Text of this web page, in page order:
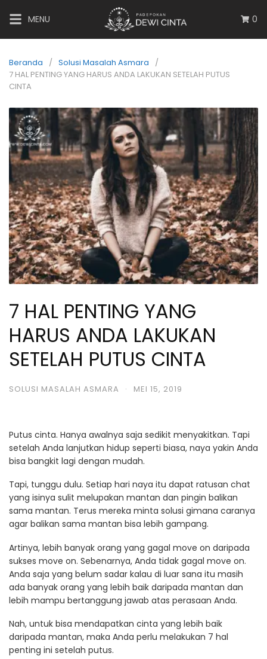
MENU 0
Beranda
Solusi Masalah Asmara
7 HAL PENTING YANG HARUS ANDA LAKUKAN SETELAH PUTUS
CINTA
7 HAL PENTING YANG
HARUS ANDA LAKUKAN
SETELAH PUTUS CINTA
SOLUSI MASALAH ASMARA · MEI 15, 2019
Putus cinta. Hanya awalnya saja sedikit menyakitkan. Tapi
setelah Anda lanjutkan hidup seperti biasa, naya yakin Anda
bisa bangkit lagi dengan mudah.
Tapi, tunggu dulu. Setiap hari naya itu dapat ratusan chat
yang isinya sulit melupakan mantan dan pingin balikan
sama mantan. Terus mereka minta solusi gimana caranya
agar balikan sama mantan bisa lebih gampang.
Artinya, lebih banyak orang yang gagal move on daripada
sukses move on. Sebenarnya, Anda tidak gagal move on.
Anda saja yang belum sadar kalau di luar sana itu masih
ada banyak orang yang lebih baik daripada mantan dan
lebih mampu bertanggung jawab atas perasaan Anda.
Nah, untuk bisa mendapatkan cinta yang lebih baik
daripada mantan, maka Anda perlu melakukan 7 hal
penting ini setelah putus.